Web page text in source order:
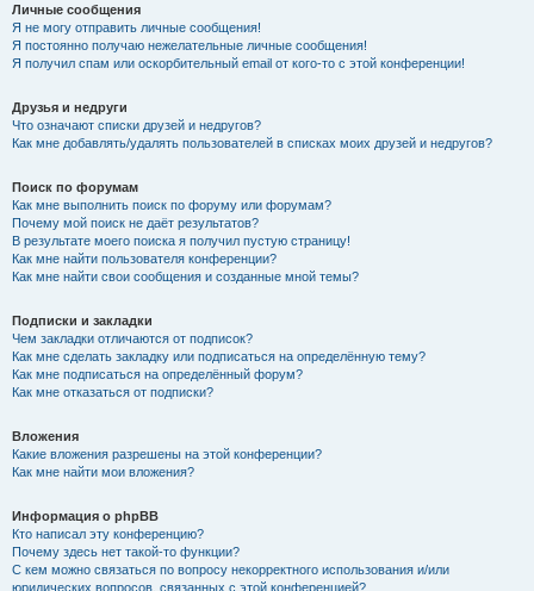
Личные сообщения
Я не могу отправить личные сообщения!
Я постоянно получаю нежелательные личные сообщения!
Я получил спам или оскорбительный email от кого-то с этой конференции!
Друзья и недруги
Что означают списки друзей и недругов?
Как мне добавлять/удалять пользователей в списках моих друзей и недругов?
Поиск по форумам
Как мне выполнить поиск по форуму или форумам?
Почему мой поиск не даёт результатов?
В результате моего поиска я получил пустую страницу!
Как мне найти пользователя конференции?
Как мне найти свои сообщения и созданные мной темы?
Подписки и закладки
Чем закладки отличаются от подписок?
Как мне сделать закладку или подписаться на определённую тему?
Как мне подписаться на определённый форум?
Как мне отказаться от подписки?
Вложения
Какие вложения разрешены на этой конференции?
Как мне найти мои вложения?
Информация о phpBB
Кто написал эту конференцию?
Почему здесь нет такой-то функции?
С кем можно связаться по вопросу некорректного использования и/или
юридических вопросов, связанных с этой конференцией?